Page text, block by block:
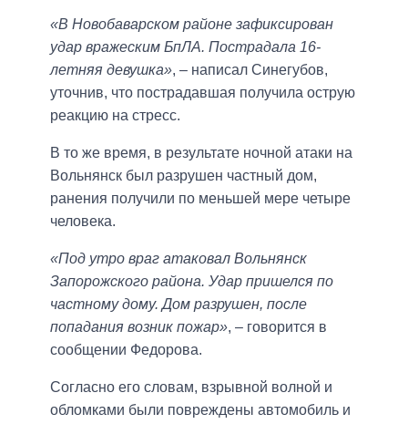
«В Новобаварском районе зафиксирован
удар вражеским БпЛА. Пострадала 16-
летняя девушка», – написал Синегубов,
уточнив, что пострадавшая получила острую
реакцию на стресс.
В то же время, в результате ночной атаки на
Вольнянск был разрушен частный дом,
ранения получили по меньшей мере четыре
человека.
«Под утро враг атаковал Вольнянск
Запорожского района. Удар пришелся по
частному дому. Дом разрушен, после
попадания возник пожар», – говорится в
сообщении Федорова.
Согласно его словам, взрывной волной и
обломками были повреждены автомобиль и